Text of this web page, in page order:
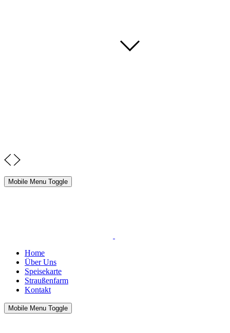
Mobile Menu Toggle
Home
Über Uns
Speisekarte
Straußenfarm
Kontakt
Mobile Menu Toggle